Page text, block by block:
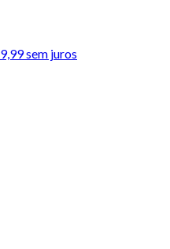
sem juros